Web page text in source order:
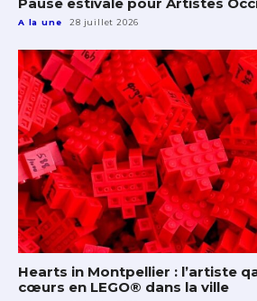
Pause estivale pour Artistes
A la une 28 juillet 2026
Hearts in Montpellier : l’artiste
cœurs en LEGO® dans la ville